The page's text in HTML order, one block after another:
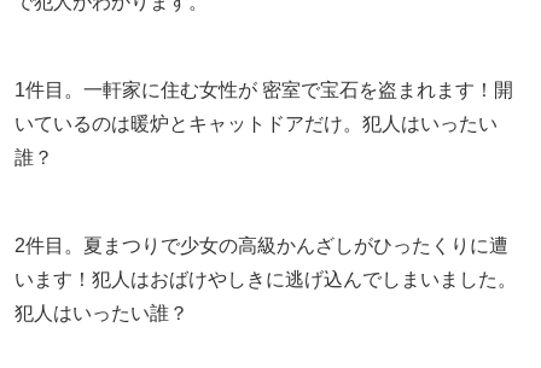
1件目。一軒家に住む女性が 密室で宝石を盗まれます！開
いているのは暖炉とキャットドアだけ。犯人はいったい
誰？
2件目。夏まつりで少女の高級かんざしがひったくりに遭
います！犯人はおばけやしきに逃げ込んでしまいました。
犯人はいったい誰？